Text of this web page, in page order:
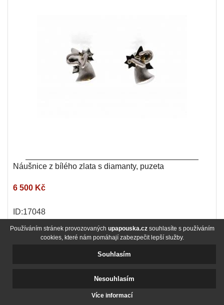
Náušnice z bílého zlata s diamanty, puzeta
6 500 Kč
ID:17048
Používáním stránek provozovaných upapouska.czsouhlasíte s používáním
cookies, které nám pomáhají zabezpečit lepší služby.
Souhlasím
Nesouhlasím
Více informací